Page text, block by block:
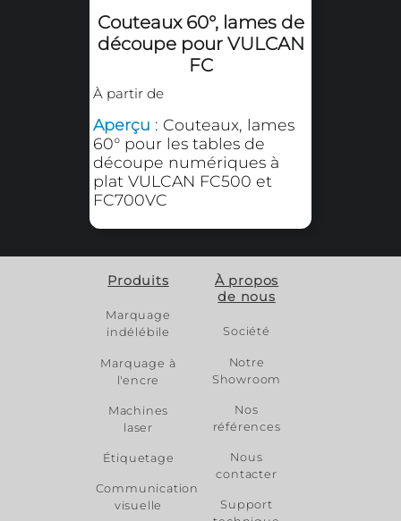
Porte-stylo pour
VULCAN FC500 - FC700
: Porte-stylo pour
les tables de découpe
numériques à plat
VULCAN FC500 et
FC700VC